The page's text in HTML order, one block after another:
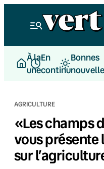
À la
une
En
continu
Bonnes
AGRICULTURE
«Les champs
vous présente
sur